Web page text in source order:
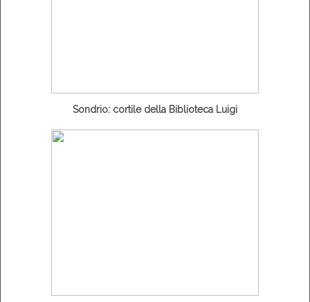
Sondrio: cortile della Biblioteca Luigi